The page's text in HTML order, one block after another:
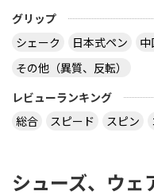
グリップ
シェーク
日本式ペン 中
その他（異質、反転）
レビューランキング
総合
スピード スピン
シューズ、ウェ